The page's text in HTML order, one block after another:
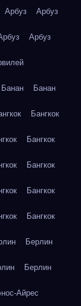
Арбуз Арбуз
Арбуз
Банан Банан
Бангкок
Бангкок
Бангкок
Бангкок
Бангкок
Берлин
Берлин
Айрес